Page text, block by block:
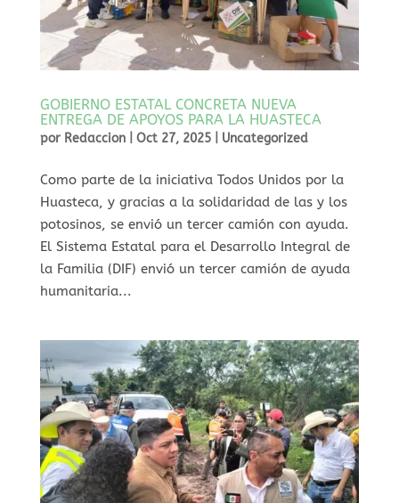
GOBIERNO ESTATAL CONCRETA NUEVA
ENTREGA DE APOYOS PARA LA HUASTECA
por Redaccion| Oct 27, 2025| Uncategorized
⁠Como parte de la iniciativa Todos Unidos por la
Huasteca, y gracias a la solidaridad de las y los
potosinos, se envió un tercer camión con ayuda.
El Sistema Estatal para el Desarrollo Integral de
la Familia (DIF) envió un tercer camión de ayuda
humanitaria...